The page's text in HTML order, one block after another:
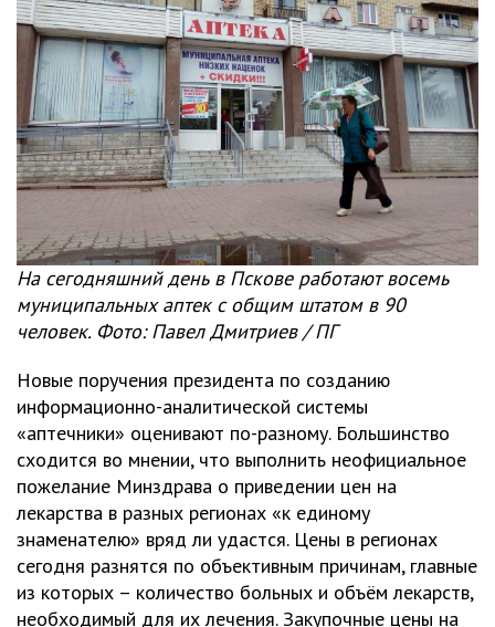
На сегодняшний день в Пскове работают восемь
муниципальных аптек с общим штатом в 90
человек. Фото: Павел Дмитриев / ПГ
Новые поручения президента по созданию
информационно-аналитической системы
«аптечники» оценивают по-разному. Большинство
сходится во мнении, что выполнить неофициальное
пожелание Минздрава о приведении цен на
лекарства в разных регионах «к единому
знаменателю» вряд ли удастся. Цены в регионах
сегодня разнятся по объективным причинам, главные
из которых – количество больных и объём лекарств,
необходимый для их лечения. Закупочные цены на